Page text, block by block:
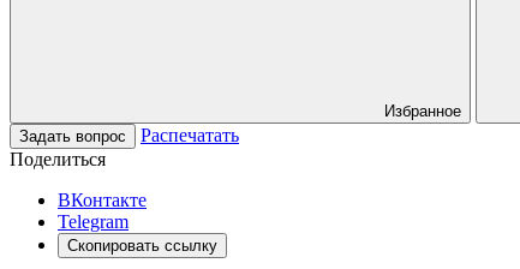
Избранное
Задать вопрос
Распечатать
Поделиться
ВКонтакте
Telegram
Скопировать ссылку